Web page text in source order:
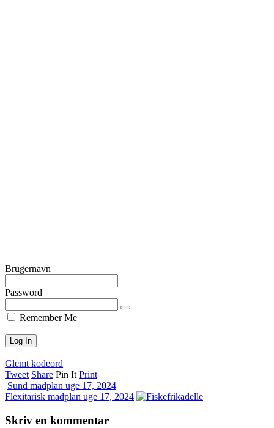
Brugernavn
Password
Remember Me
Glemt kodeord
Tweet Share Pin It Print
Sund madplan uge 17, 2024
Flexitarisk madplan uge 17, 2024
Skriv en kommentar